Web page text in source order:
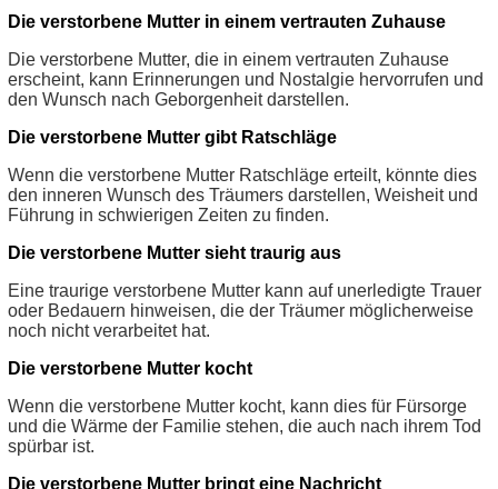
Die verstorbene Mutter in einem vertrauten Zuhause
Die verstorbene Mutter, die in einem vertrauten Zuhause
erscheint, kann Erinnerungen und Nostalgie hervorrufen und
den Wunsch nach Geborgenheit darstellen.
Die verstorbene Mutter gibt Ratschläge
Wenn die verstorbene Mutter Ratschläge erteilt, könnte dies
den inneren Wunsch des Träumers darstellen, Weisheit und
Führung in schwierigen Zeiten zu finden.
Die verstorbene Mutter sieht traurig aus
Eine traurige verstorbene Mutter kann auf unerledigte Trauer
oder Bedauern hinweisen, die der Träumer möglicherweise
noch nicht verarbeitet hat.
Die verstorbene Mutter kocht
Wenn die verstorbene Mutter kocht, kann dies für Fürsorge
und die Wärme der Familie stehen, die auch nach ihrem Tod
spürbar ist.
Die verstorbene Mutter bringt eine Nachricht